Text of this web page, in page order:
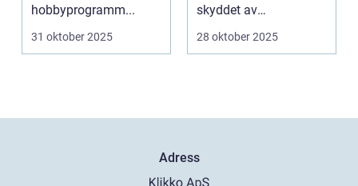
hobbyprogramm...
31 oktober 2025
skyddet av
intellektuellt ka...
28 oktober 2025
Adress